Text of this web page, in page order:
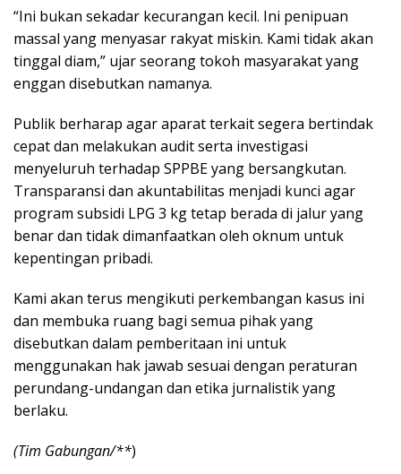
“Ini bukan sekadar kecurangan kecil. Ini penipuan
massal yang menyasar rakyat miskin. Kami tidak akan
tinggal diam,” ujar seorang tokoh masyarakat yang
enggan disebutkan namanya.
Publik berharap agar aparat terkait segera bertindak
cepat dan melakukan audit serta investigasi
menyeluruh terhadap SPPBE yang bersangkutan.
Transparansi dan akuntabilitas menjadi kunci agar
program subsidi LPG 3 kg tetap berada di jalur yang
benar dan tidak dimanfaatkan oleh oknum untuk
kepentingan pribadi.
Kami akan terus mengikuti perkembangan kasus ini
dan membuka ruang bagi semua pihak yang
disebutkan dalam pemberitaan ini untuk
menggunakan hak jawab sesuai dengan peraturan
perundang-undangan dan etika jurnalistik yang
berlaku.
(Tim Gabungan/**)